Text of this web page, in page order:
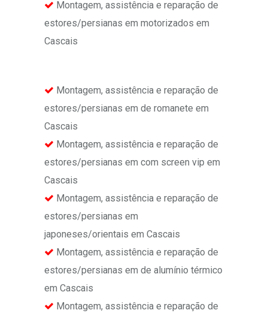
Montagem, assistência e reparação de
estores/persianas em motorizados em
Cascais
Montagem, assistência e reparação de
estores/persianas em de romanete em
Cascais
Montagem, assistência e reparação de
estores/persianas em com screen vip em
Cascais
Montagem, assistência e reparação de
estores/persianas em
japoneses/orientais em Cascais
Montagem, assistência e reparação de
estores/persianas em de alumínio térmico
em Cascais
Montagem, assistência e reparação de